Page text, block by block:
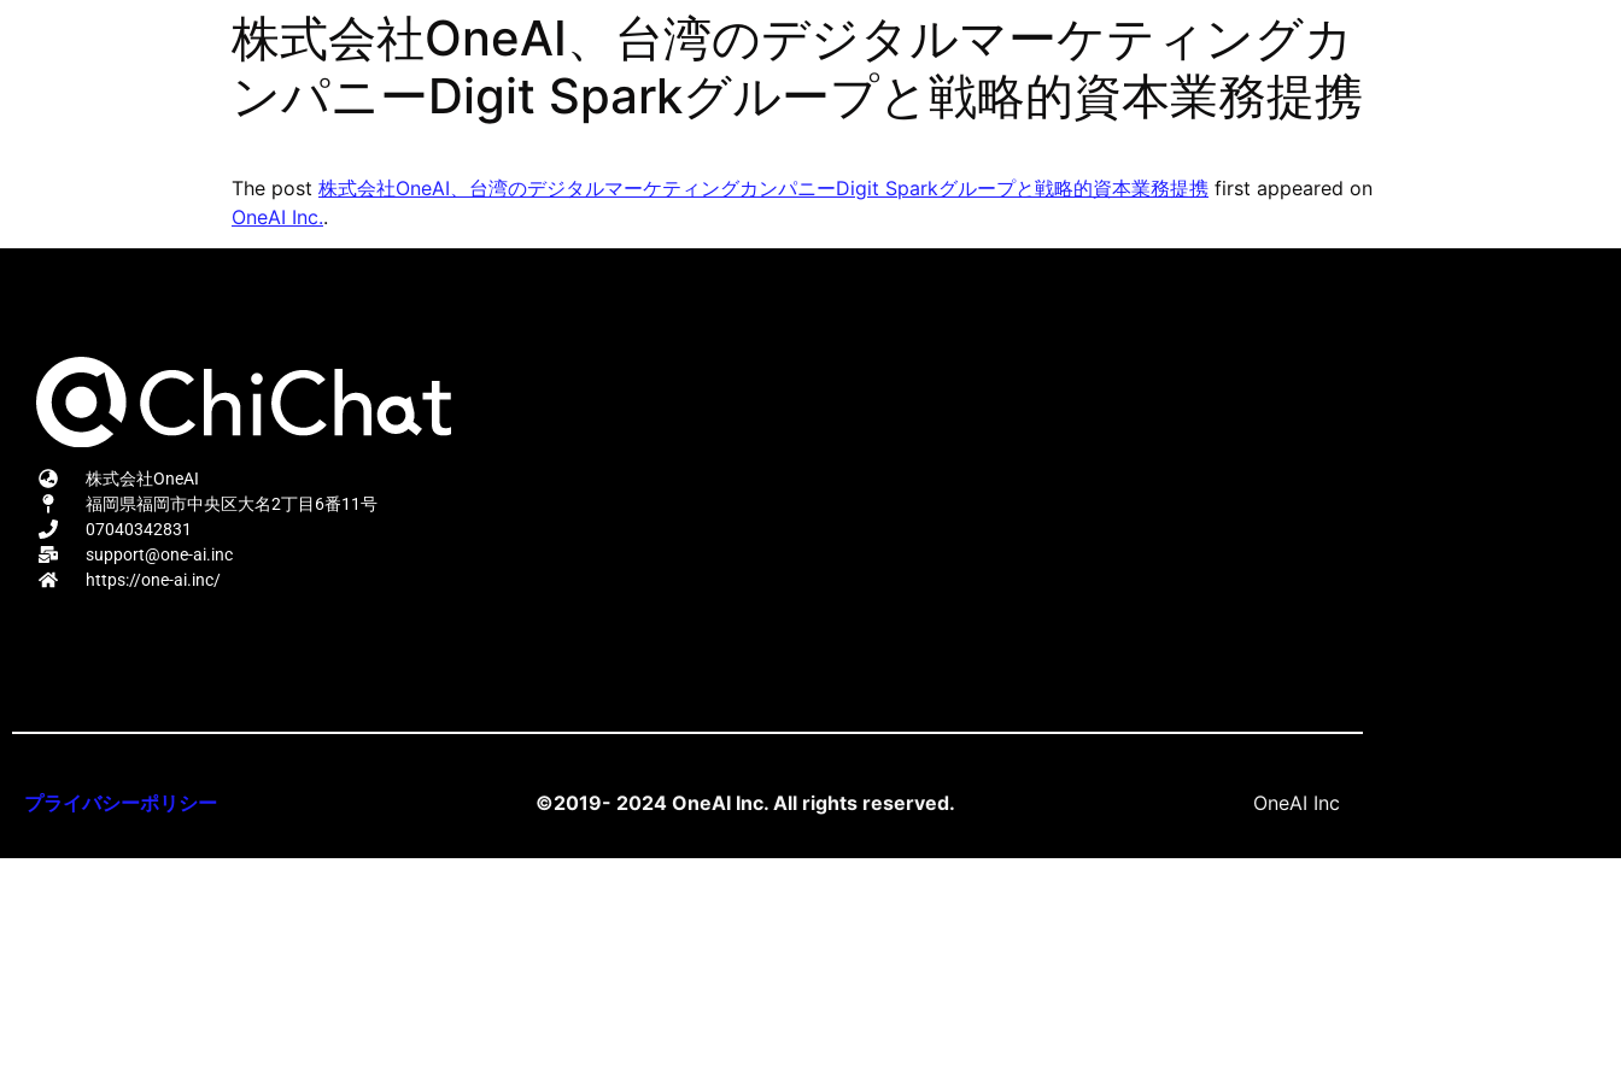
株式会社OneAI、台湾のデジタルマーケティングカ
ンパニーDigit Sparkグループと戦略的資本業務提携
The post 株式会社OneAI、台湾のデジタルマーケティングカンパニーDigit Sparkグループと戦略的資本業務提携 first appeared on
OneAI Inc..
株式会社OneAI
福岡県福岡市中央区大名2丁目6番11号
07040342831
support@one-ai.inc
https://one-ai.inc/
プライバシーポリシー ©2019- 2024 OneAI Inc. All rights reserved. OneAI Inc